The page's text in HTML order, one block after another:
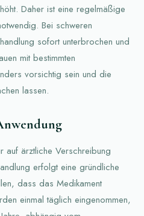
Daher ist eine regelmäßige
Bei schweren
sofort unterbrochen und
mit bestimmten
vorsichtig sein und die
lassen.
auf ärztliche Verschreibung
erfolgt eine gründliche
dass das Medikament
einmal täglich eingenommen,